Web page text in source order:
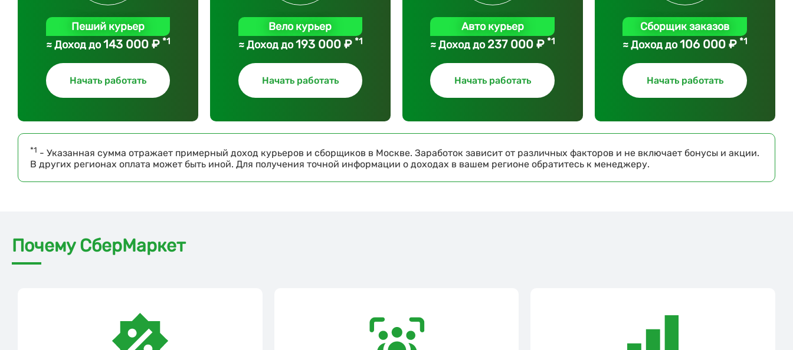
Пеший курьер
≈ Доход до143 000 ₽ *1
Начать работать
Вело курьер
≈ Доход до193 000 ₽ *1
Начать работать
Авто курьер
≈ Доход до237 000 ₽ *1
Начать работать
Сборщик заказов
≈ Доход до106 000 ₽ *1
Начать работать
*1 - Указанная сумма отражает примерный доход курьеров и сборщиков в Москве. Заработок зависит от различных факторов и не включает бонусы и акции.
В других регионах оплата может быть иной. Для получения точной информации о доходах в вашем регионе обратитесь к менеджеру.
Почему СберМаркет